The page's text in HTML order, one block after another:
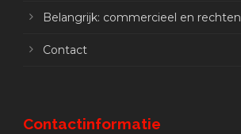
Belangrijk: commercieel en rechten
Contact
Contactinformatie